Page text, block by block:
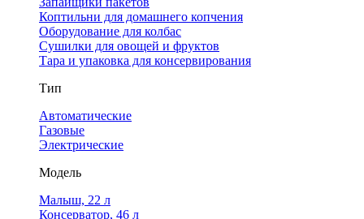
Коптильни для домашнего копчения
Оборудование для колбас
Сушилки для овощей и фруктов
Тара и упаковка для консервирования
Тип
Автоматические
Газовые
Электрические
Модель
Малыш, 22 л
Консерватор, 46 л